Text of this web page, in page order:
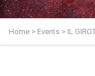
Home > Events > IL